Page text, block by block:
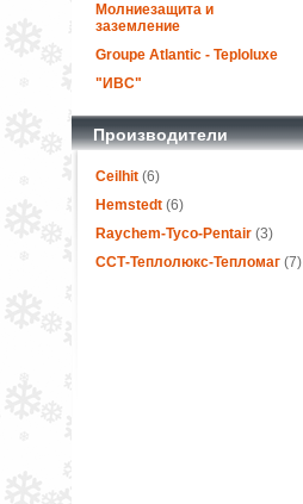
Молниезащита и
заземление
Groupe Atlantic - Teploluxe
"ИВС"
Производители
Ceilhit(6)
Hemstedt(6)
Raychem-Tyco-Pentair (3)
ССТ-Теплолюкс-Тепломаг(7)